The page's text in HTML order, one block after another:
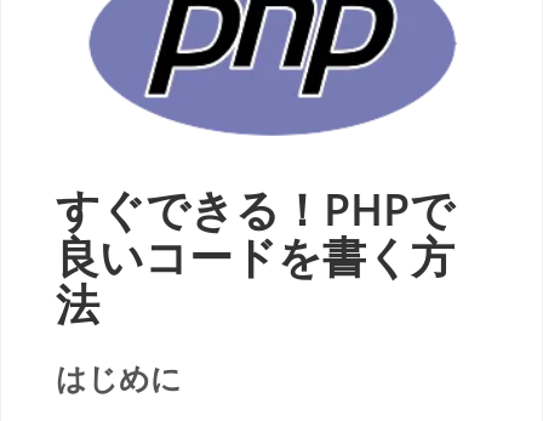
すぐできる！PHPで
良いコードを書く方
法
はじめに